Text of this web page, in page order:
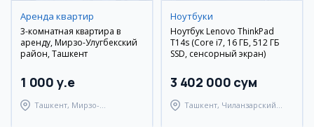
Аренда квартир
3-комнатная квартира в
аренду, Мирзо-Улугбекский
район, Ташкент
1 000 y.e
Ташкент, Мирзо-
Ноутбуки
Ноутбук Lenovo ThinkPad
T14s (Core i7, 16 ГБ, 512 ГБ
SSD, сенсорный экран)
3 402 000 сум
Ташкент, Чиланзарский